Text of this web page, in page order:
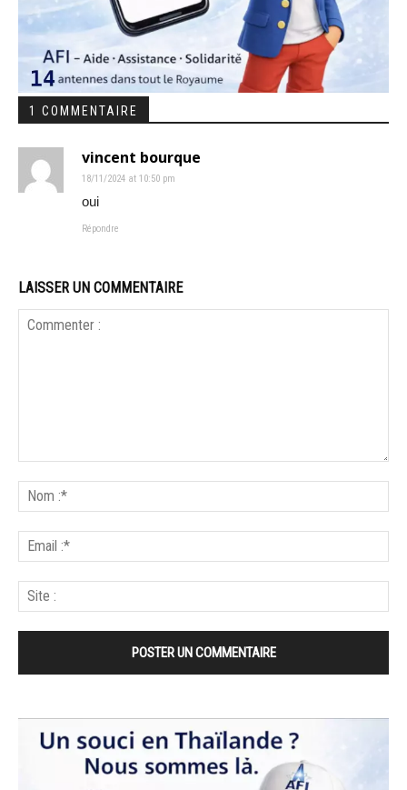
1 COMMENTAIRE
vincent bourque
18/11/2024 at 10:50 pm
oui
Répondre
LAISSER UN COMMENTAIRE